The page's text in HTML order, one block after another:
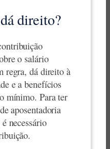
direito?
o salário
regra, dá direito à
e a benefícios
mínimo. Para ter
aposentadoria
necessário